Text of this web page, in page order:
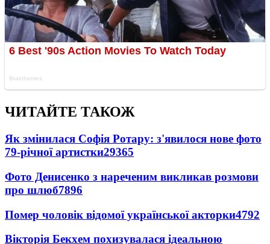
ЧИТАЙТЕ ТАКОЖ
Як змінилася Софія Ротару: з'явилося нове фото
79-річної артистки29365
Фото Денисенко з нареченим викликав розмови
про шлюб7896
Помер чоловік відомої української акторки4792
Вікторія Бекхем похизувалася ідеальною